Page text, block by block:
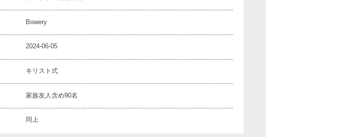
Bowery
2024-06-05
キリスト式
家族友人含め90名
同上